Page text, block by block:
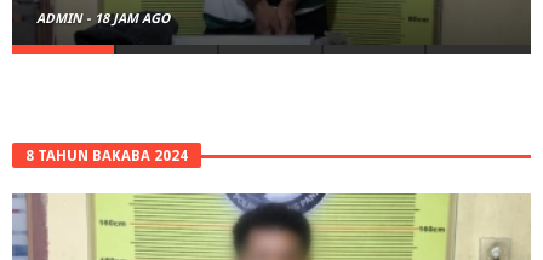
ADMIN - 18 JAM AGO
8 TAHUN BAKABA 2024